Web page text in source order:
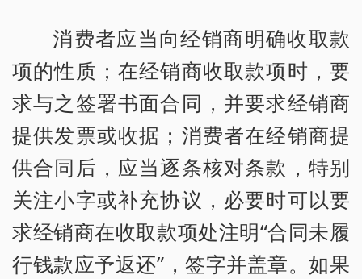
消费者应当向经销商明确收取款
项的性质；在经销商收取款项时，要
求与之签署书面合同，并要求经销商
提供发票或收据；消费者在经销商提
供合同后，应当逐条核对条款，特别
关注小字或补充协议，必要时可以要
求经销商在收取款项处注明“合同未履
行钱款应予返还”，签字并盖章。如果